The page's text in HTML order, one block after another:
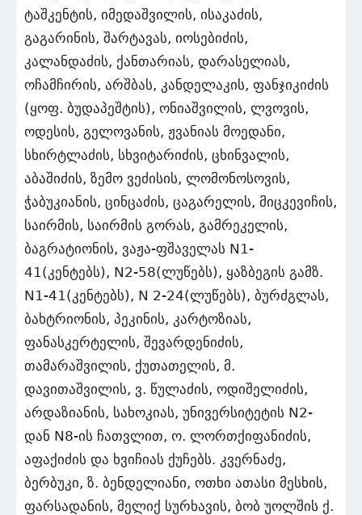
ტაშკენტის, იმედაშვილის, ისაკაძის,
გაგარინის, შარტავას, იოსებიძის,
კალანდაძის, ქანთარიას, დარასელიას,
ოჩამჩირის, არშბას, კანდელაკის, ფანჯიკიძის
(ყოფ. ბუდაპეშტის), ონიაშვილის, ლვოვის,
ოდესის, გელოვანის, ჟვანიას მოედანი,
სხირტლაძის, სხვიტარიძის, ცხინვალის,
აბაშიძის, ზემო ვეძისის, ლომონოსოვის,
ჭაბუკიანის, ცინცაძის, ცაგარელის, მიცკევიჩის,
საირმის, საირმის გორას, გამრეკელის,
ბაგრატიონის, ვაჟა-ფშაველას N1-
41(კენტებს), N2-58(ლუწებს), ყაზბეგის გამზ.
N1-41(კენტებს), N 2-24(ლუწებს), ბურძგლას,
ბახტრიონის, პეკინის, კარტოზიას,
ფანასკერტელის, შევარდენიძის,
თამარაშვილის, ქუთათელის, მ.
დავითაშვილის, ვ. წულაძის, ოდიშელიძის,
არდაზიანის, სახოკიას, უნივერსიტეტის N2-
დან N8-ის ჩათვლით, ო. ლორთქიფანიძის,
აფაქიძის და ხვიჩიას ქუჩებს. კვერნაძე,
ბერბუკი, ზ. ბენდელიანი, ოთხი ათასი მესხის,
ფარსადანის, მელიქ სურხავის, ბობ უოლშის ქ.